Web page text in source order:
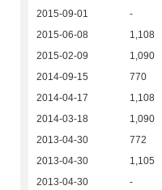
2015-09-01
-
2015-06-08
1,108
2015-02-09
1,090
2014-09-15
770
2014-04-17
1,108
2014-03-18
1,090
2013-04-30
772
2013-04-30
1,105
2013-04-30
-